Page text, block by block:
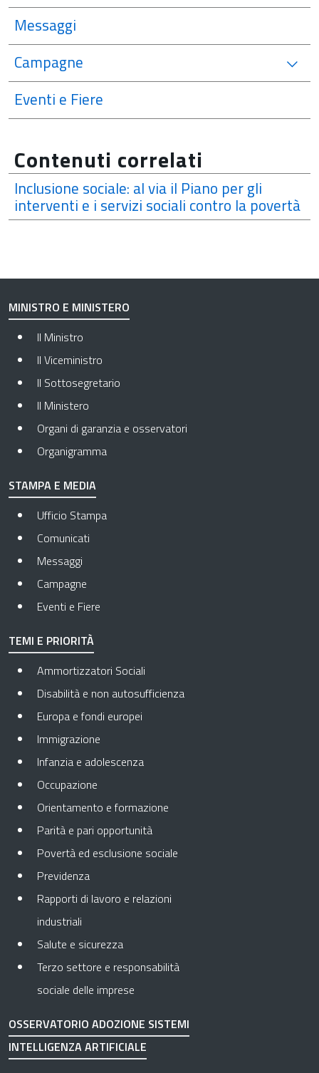
Messaggi
Campagne
Eventi e Fiere
Contenuti correlati
Inclusione sociale: al via il Piano per gli
interventi e i servizi sociali contro la povertà
MINISTRO E MINISTERO
Il Ministro
Il Viceministro
Il Sottosegretario
Il Ministero
Organi di garanzia e osservatori
Organigramma
STAMPA E MEDIA
Ufficio Stampa
Comunicati
Messaggi
Campagne
Eventi e Fiere
TEMI E PRIORITÀ
Ammortizzatori Sociali
Disabilità e non autosufficienza
Europa e fondi europei
Immigrazione
Infanzia e adolescenza
Occupazione
Orientamento e formazione
Parità e pari opportunità
Povertà ed esclusione sociale
Previdenza
Rapporti di lavoro e relazioni
industriali
Salute e sicurezza
Terzo settore e responsabilità
sociale delle imprese
OSSERVATORIO ADOZIONE SISTEMI
INTELLIGENZA ARTIFICIALE